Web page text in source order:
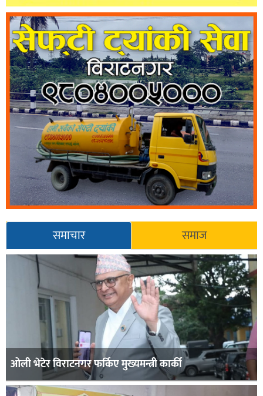
समाचार समाज
ओली भेटेर विराटनगर फर्किए मुख्यमन्त्री कार्की